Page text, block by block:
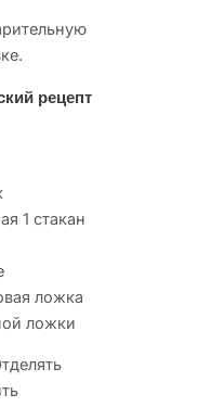
рецепт
1 стакан
ложка
ложки